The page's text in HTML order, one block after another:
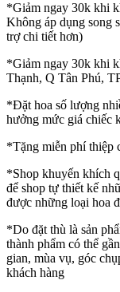
*Giảm ngay 30k khi
Không áp dụng song
trợ chi tiết hơn)
*Giảm ngay 30k khi
Thạnh, Q Tân Phú,
*Đặt hoa số lượng
hưởng mức giá chiếc
*Tặng miễn phí thiệp
*Shop khuyến khích
để shop tự thiết kế
được những loại hoa
*Do đặt thù là sản
thành phẩm có thể
gian, mùa vụ, góc
khách hàng